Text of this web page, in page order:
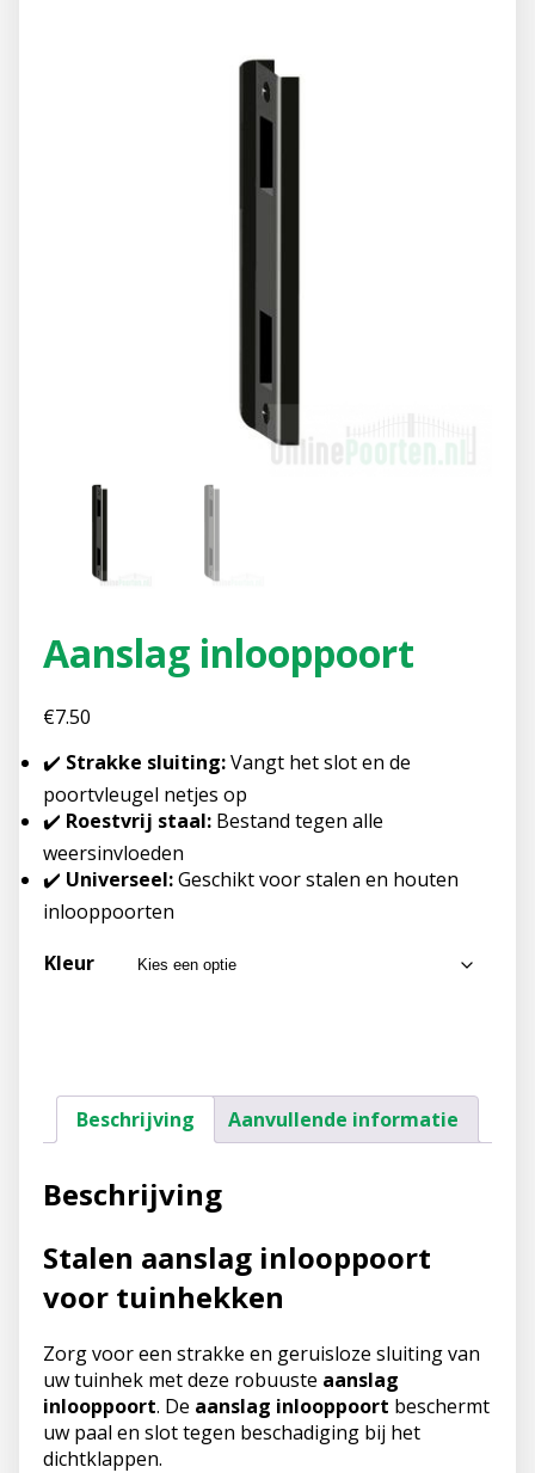
Aanslag inlooppoort
€7.50
✔️ Strakke sluiting:Vangt het slot en de
poortvleugel netjes op
✔️ Roestvrij staal: Bestand tegen alle
weersinvloeden
✔️ Universeel:Geschikt voor stalen en houten
inlooppoorten
Kleur
Beschrijving Aanvullende informatie
Beschrijving
Stalen aanslag inlooppoort
voor tuinhekken
Zorg voor een strakke en geruisloze sluiting van
uw tuinhek met deze robuuste aanslag
inlooppoort. De aanslag inlooppoort beschermt
uw paal en slot tegen beschadiging bij het
dichtklappen.